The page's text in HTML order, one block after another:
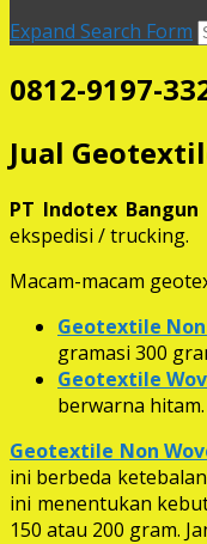
Expand Search Form
0812-9197-
Jual
PT Indotex
ekspedisi / trucking.
Macam-macam
Geotextile Non
gramasi 300
Geotextile
berwarna
Geotextile Non
ini berbeda
ini menentukan
150 atau 200 gram.